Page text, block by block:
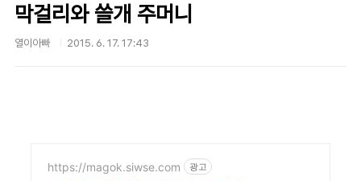
막걸리와 쓸개 주머니
열이아빠 2015. 6. 17. 17:43
https://magok.siwse.com 광고